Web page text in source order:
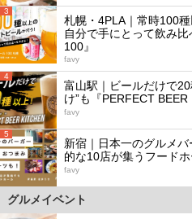
3
札幌・4PLA｜常時100
自分で手にとって飲み
100』
favy
4
富山駅｜ビールだけで
け”も『PERFECT BEER
favy
5
新宿｜日本一のグルメ
的な10店が集うフードホ
favy
グルメイベント